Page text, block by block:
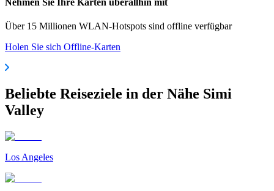
Über 15 Millionen WLAN-Hotspots sind offline verfügbar
Holen Sie sich Offline-Karten
Beliebte Reiseziele in der Nähe Simi
Valley
Los Angeles